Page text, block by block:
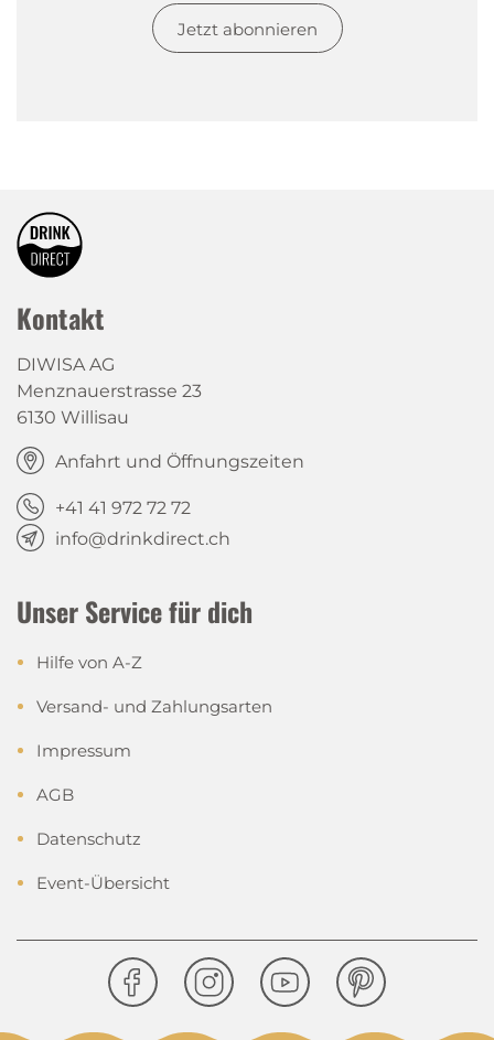
Jetzt abonnieren
Kontakt
DIWISA AG
Menznauerstrasse 23
6130 Willisau
Anfahrt und Öffnungszeiten
+41 41 972 72 72
info@drinkdirect.ch
Unser Service für dich
Hilfe von A-Z
Versand- und Zahlungsarten
Impressum
AGB
Datenschutz
Event-Übersicht